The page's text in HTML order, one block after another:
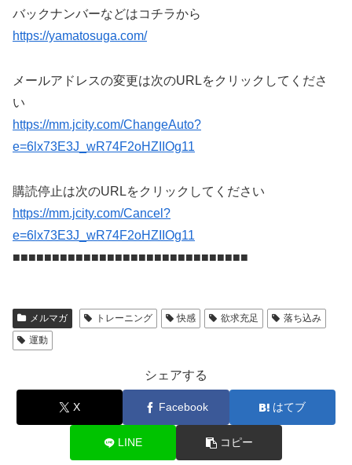
バックナンバーなどはコチラから
https://yamatosuga.com/
メールアドレスの変更は次のURLをクリックしてくださ
い
https://mm.jcity.com/ChangeAuto?
e=6lx73E3J_wR74F2oHZIIOg11
購読停止は次のURLをクリックしてください
https://mm.jcity.com/Cancel?
e=6lx73E3J_wR74F2oHZIIOg11
■■■■■■■■■■■■■■■■■■■■■■■■■■■■■■
メルマガ トレーニング 快感 欲求充足
落ち込み
運動
シェアする
X Facebook はてブ
LINE コピー